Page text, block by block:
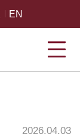
EN
2026.04.03